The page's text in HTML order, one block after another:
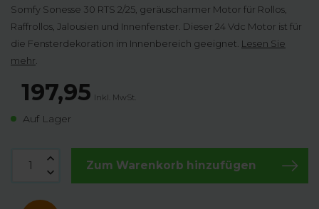
Somfy Sonesse 30 RTS 2/25, geräuscharmer Motor für Rollos,
Raffrollos, Jalousien und Innenfenster. Dieser 24 Vdc Motor ist für
die Fensterdekoration im Innenbereich geeignet. Lesen Sie
mehr
197,95 Inkl. MwSt.
Auf Lager
Zum Warenkorb hinzufügen